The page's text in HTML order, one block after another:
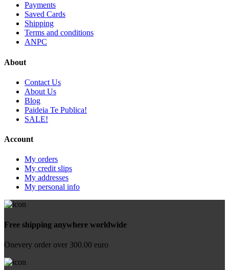
Payments
Saved Cards
Shipping
Terms and conditions
ANPC
About
Contact Us
About Us
Blog
Paideia Te Publica!
SALE!
Account
My orders
My credit slips
My addresses
My personal info
Free shipping anywhere worldwide
Onevery order over 300.00 euro